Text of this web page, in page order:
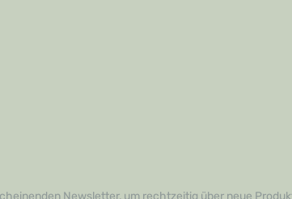
Newsletter, um rechtzeitig über neue